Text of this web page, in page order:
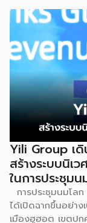
รวมกว่า 250 บูธ
เลือกสร้างรายได้
จบในงานด้วยสินเ
ความรู้โดยผู้ทรงคุ
และต่างประเทศ
ฮอลล์ 6-8 อิมแพ็ค
220 ล้านบาท น
ธุรกิจการค้า กระท
Thailand &
(TESE 2026) เป็
วงจร […]
Yili Group เ
สร้างระบบนิเ
ในการประชุม
การประชุมนมโล
ได้เปิดฉากขึ้นอย่า
เมืองฮูฮอต เขตปก